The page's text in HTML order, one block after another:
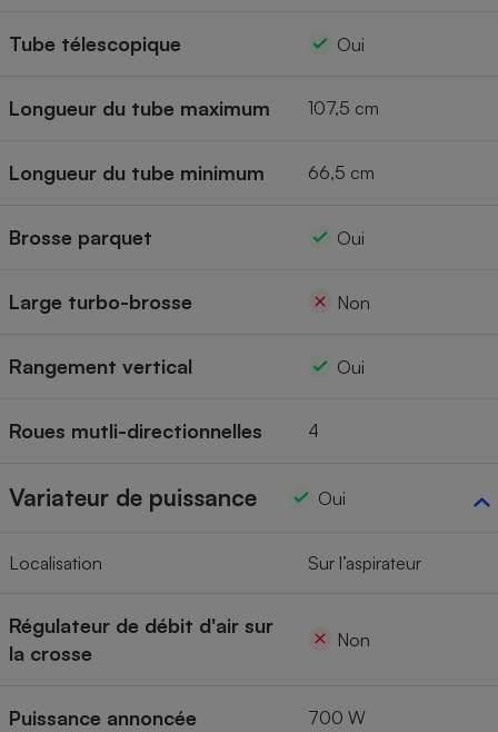
Tube télescopique Oui
Longueur du tube maximum 107,5 cm
Longueur du tube minimum 66,5 cm
Brosse parquet Oui
Large turbo-brosse Non
Rangement vertical Oui
Roues mutli-directionnelles 4
Variateur de puissance Oui
Localisation Sur l’aspirateur
Régulateur de débit d'air sur
la crosse
Non
Puissance annoncée 700 W